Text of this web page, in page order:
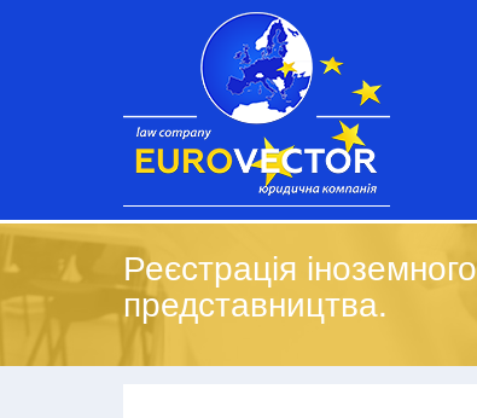
Реєстрація іноземного
представництва.